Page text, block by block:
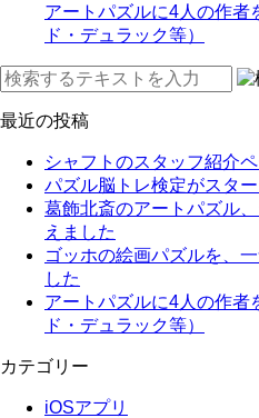
アートパズルに4人の作者
ド・デュラック等）
最近の投稿
シャフトのスタッフ紹介
パズル脳トレ検定がスター
葛飾北斎のアートパズル
えました
ゴッホの絵画パズルを、
した
アートパズルに4人の作者
ド・デュラック等）
カテゴリー
iOSアプリ